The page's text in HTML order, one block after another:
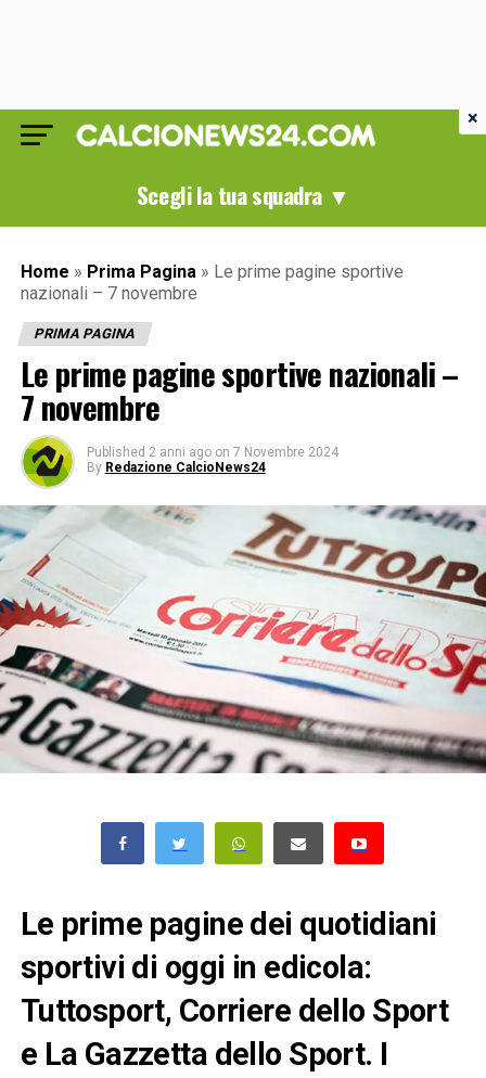
Scegli la tua squadra ▼
Home » Prima Pagina » Le prime pagine sportive
nazionali – 7 novembre
PRIMA PAGINA
Le prime pagine sportive nazionali –
7 novembre
Published 2 anni ago on 7 Novembre 2024
By Redazione CalcioNews24
Le prime pagine dei quotidiani
sportivi di oggi in edicola:
Tuttosport, Corriere dello Sport
e La Gazzetta dello Sport. I
×